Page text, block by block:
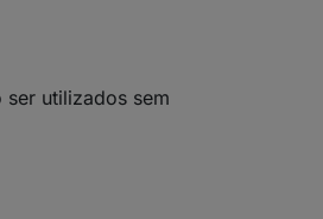
utilizados sem